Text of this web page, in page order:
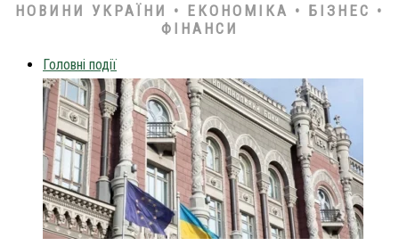
НОВИНИ УКРАЇНИ • ЕКОНОМІКА • БІЗНЕС •
ФІНАНСИ
Головні події